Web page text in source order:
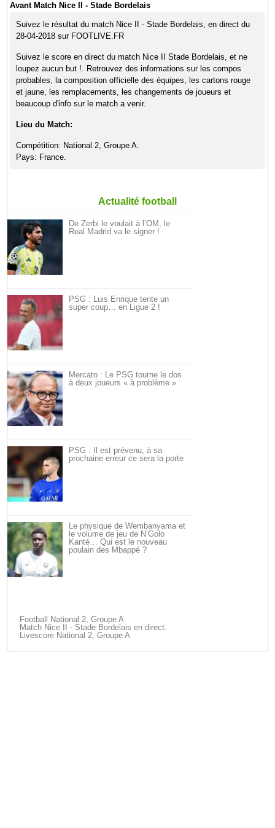
Avant Match Nice II - Stade Bordelais
Suivez le résultat du match Nice II - Stade Bordelais, en direct du
28-04-2018 sur FOOTLIVE.FR
Suivez le score en direct du match Nice II Stade Bordelais, et ne
loupez aucun but !. Retrouvez des informations sur les compos
probables, la composition officielle des équipes, les cartons rouge
et jaune, les remplacements, les changements de joueurs et
beaucoup d'info sur le match a venir.
Lieu du Match:
Compétition: National 2, Groupe A.
Pays: France.
Actualité football
De Zerbi le voulait à l’OM, le
Real Madrid va le signer !
PSG : Luis Enrique tente un
super coup… en Ligue 2 !
Mercato : Le PSG tourne le dos
à deux joueurs « à problème »
PSG : Il est prévenu, à sa
prochaine erreur ce sera la porte
Le physique de Wembanyama et
le volume de jeu de N’Golo
Kanté… Qui est le nouveau
poulain des Mbappé ?
Football National 2, Groupe A
Match Nice II - Stade Bordelais en direct.
Livescore National 2, Groupe A